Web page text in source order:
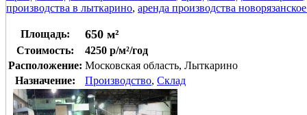
производства в лыткарино, аренда производства
Площадь: 650 м²
Стоимость:
4250 р/м²/год
Расположение: Московская область, Лыткарино
Назначение:
Производство, Склад